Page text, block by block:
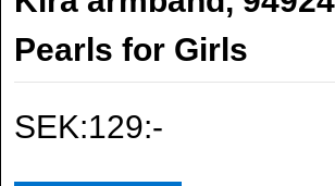
Pearls for Girls
SEK:129:-